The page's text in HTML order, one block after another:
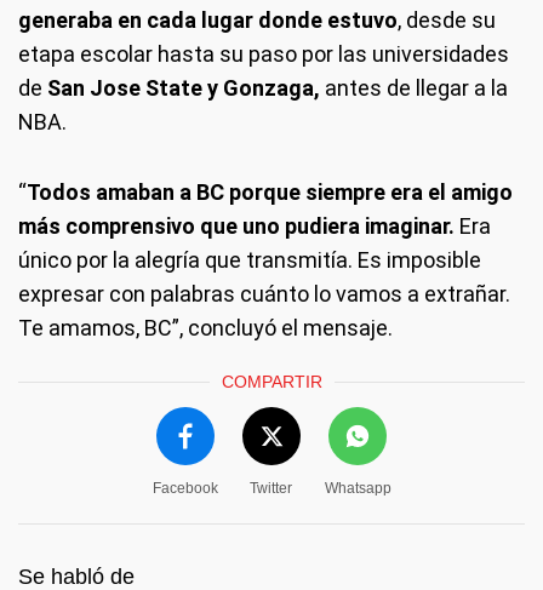
generaba en cada lugar donde estuvo, desde su
etapa escolar hasta su paso por las universidades
de San Jose State y Gonzaga, antes de llegar a la
NBA.
“Todos amaban a BC porque siempre era el amigo
más comprensivo que uno pudiera imaginar. Era
único por la alegría que transmitía. Es imposible
expresar con palabras cuánto lo vamos a extrañar.
Te amamos, BC”, concluyó el mensaje.
COMPARTIR
Facebook Twitter Whatsapp
Se habló de